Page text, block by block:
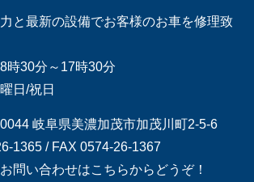
と最新の設備でお客様のお車を修理致
時30分～17時30分
日/祝日
岐阜県美濃加茂市加茂川町2-5-6
1365 / FAX 0574-26-1367
問い合わせはこちらからどうぞ！